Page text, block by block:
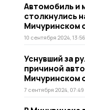
Автомобиль и
столкнулись
Мичуринском
10 сентября 2024, 13:56
Уснувший за
причиной
Мичуринском
7 сентября 2024, 07:49